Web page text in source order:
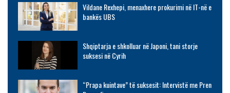
Vildane Rexhepi, menaxhere prokurimi në IT-në e
bankës UBS
Shqiptarja e shkolluar në Japoni, tani storje
suksesi në Cyrih
“Prapa kuintave” të suksesit: Intervistë me Pren